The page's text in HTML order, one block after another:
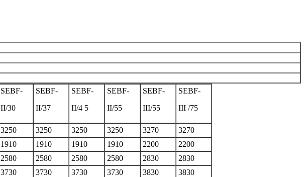
SEBF-
II/30
SEBF-
II/37
SEBF-
II/4 5
SEBF-
II/55
SEBF-
III/55
SEBF-
III /75
3250 3250 3250 3250 3270
3270
1910 1910 1910 1910 2200
2200
2580 2580 2580 2580 2830
2830
3730 3730 3730 3730 3830
3830